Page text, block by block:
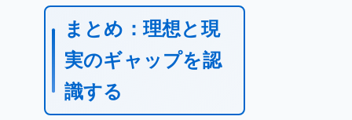
まとめ：理想と現
実のギャップを認
識する